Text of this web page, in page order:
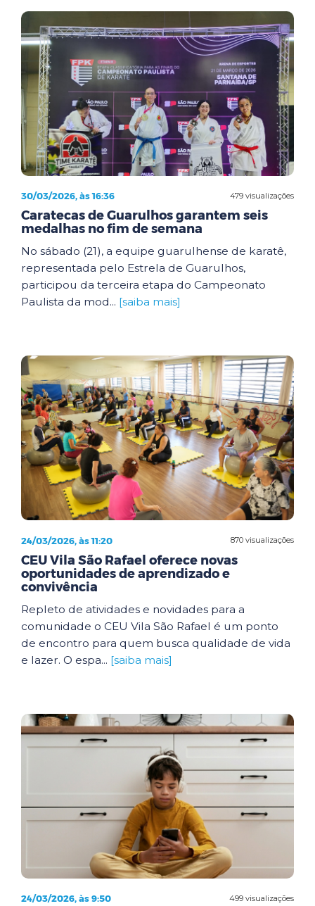
479 visualizações
30/03/2026, às 16:36
Caratecas de Guarulhos garantem seis
medalhas no fim de semana
No sábado (21), a equipe guarulhense de karatê,
representada pelo Estrela de Guarulhos,
participou da terceira etapa do Campeonato
Paulista da mod... [saiba mais]
870 visualizações
24/03/2026, às 11:20
CEU Vila São Rafael oferece novas
oportunidades de aprendizado e
convivência
Repleto de atividades e novidades para a
comunidade o CEU Vila São Rafael é um ponto
de encontro para quem busca qualidade de vida
e lazer. O espa... [saiba mais]
499 visualizações
24/03/2026, às 9:50